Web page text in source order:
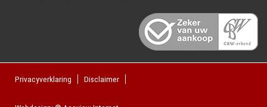
Privacyverklaring Disclaimer